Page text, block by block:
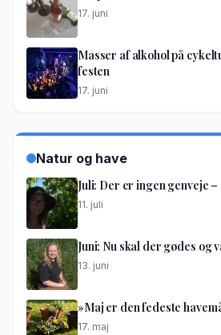
17. juni
Masser af alkohol på
festen
17. juni
Natur og have
Juli: Der er ingen genveje –
11. juli
Juni: Nu skal der gødes og
13. juni
»Maj er den fedeste
17. maj